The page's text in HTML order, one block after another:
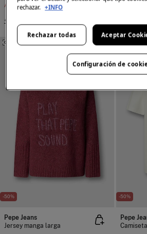
Ahorras24,01 €
+7 Colores
-50%
SIMILARES
Pepe Jeans
Jersey manga larga
-50%
Pepe
rechazar. +INFO
Rechazar todas Aceptar
Configuración de